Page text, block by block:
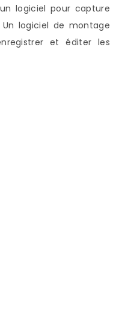
logiciel pour capture
logiciel de montage
et éditer les